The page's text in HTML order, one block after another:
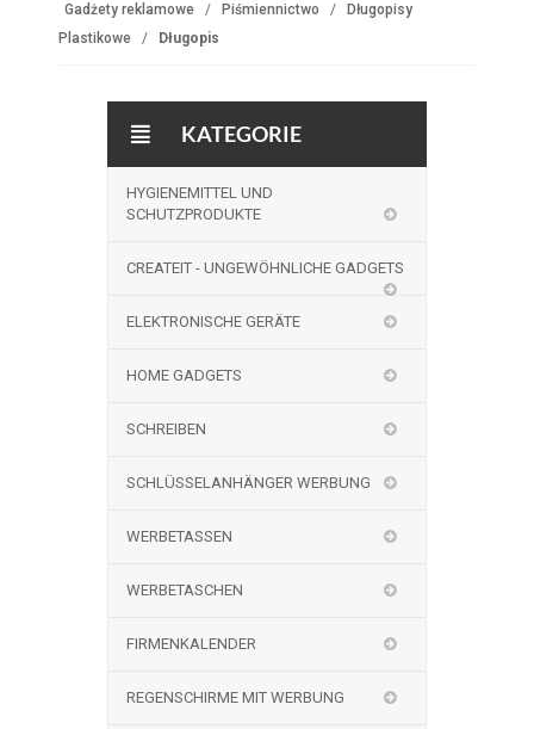
Gadżety reklamowe Piśmiennictwo
Długopisy
Plastikowe
Długopis
KATEGORIE
HYGIENEMITTEL UND
SCHUTZPRODUKTE
CREATEIT - UNGEWÖHNLICHE GADGETS
ELEKTRONISCHE GERÄTE
HOME GADGETS
SCHREIBEN
SCHLÜSSELANHÄNGER WERBUNG
WERBETASSEN
WERBETASCHEN
FIRMENKALENDER
REGENSCHIRME MIT WERBUNG